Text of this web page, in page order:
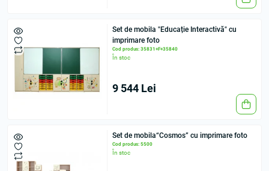
Set de mobila "Educație Interactivă" cu
imprimare foto
Cod produs: 35831+F+35840
În stoc
9 544 Lei
Set de mobila“Cosmos” cu imprimare foto
Cod produs: 5500
În stoc